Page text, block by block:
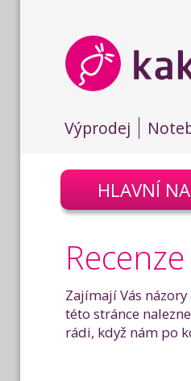
Výprodej
HLAVNÍ
Zajímají Vás
této stránce
rádi, když nám po